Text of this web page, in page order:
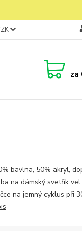
za
bavlna, 50% akryl,
na dámský svetřík
na jemný cyklus při